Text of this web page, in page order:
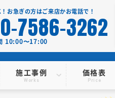
施工事例
Works
価格表
Price
お急ぎの方はご来店かお電話で！
7586-3262
10:00〜17:00